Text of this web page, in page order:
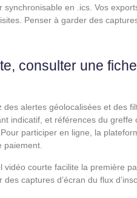
en .ics. Vos
Penser à garder des
consulter une
alertes géolocalisées et des
indicatif, et références du greffe
participer en ligne, la
courte facilite la première
captures d’écran du flux